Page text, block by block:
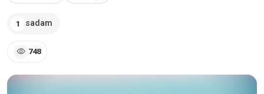
1 sadam
visibility 748